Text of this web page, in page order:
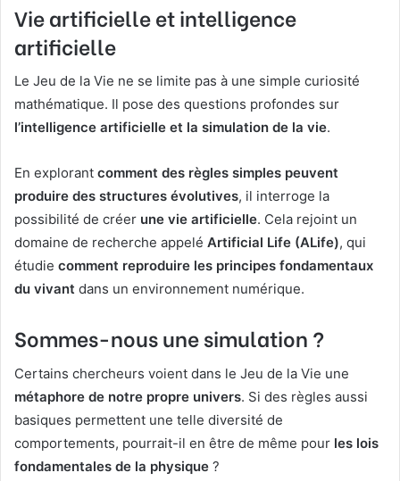
Vie artificielle et intelligence
artificielle
Le Jeu de la Vie ne se limite pas à une simple curiosité
mathématique. Il pose des questions profondes sur
l’intelligence artificielle et la simulation de la vie.
En explorant comment des règles simples peuvent
produire des structures évolutives, il interroge la
possibilité de créer une vie artificielle. Cela rejoint un
domaine de recherche appelé Artificial Life (ALife), qui
étudie comment reproduire les principes fondamentaux
du vivant dans un environnement numérique.
Sommes-nous une simulation ?
Certains chercheurs voient dans le Jeu de la Vie une
métaphore de notre propre univers. Si des règles aussi
basiques permettent une telle diversité de
comportements, pourrait-il en être de même pour les lois
fondamentales de la physique ?